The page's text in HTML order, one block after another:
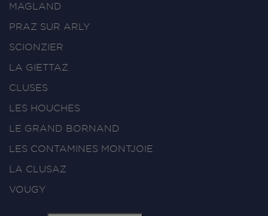
MAGLAND
PRAZ SUR ARLY
SCIONZIER
LA GIETTAZ
CLUSES
LES HOUCHES
LE GRAND BORNAND
LES CONTAMINES MONTJOIE
LA CLUSAZ
VOUGY